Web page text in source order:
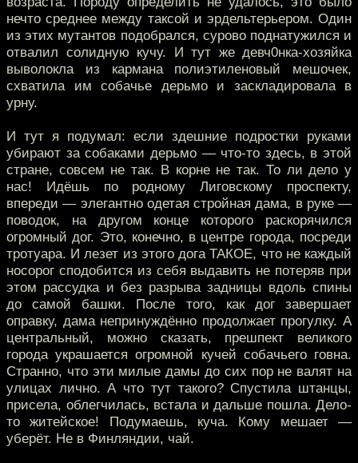
нечто среднее между таксой и эрдельтерьером. Один
из этих мутантов подобрался, сурово поднатужился и
отвалил солидную кучу. И тут же девч0нка-хозяйка
выволокла из кармана полиэтиленовый мешочек,
схватила им собачье дерьмо и заскладировала в
урну.
И тут я подумал: если здешние подростки руками
убирают за собаками дерьмо — что-то здесь, в этой
стране, совсем не так. В корне не так. То ли дело у
нас! Идёшь по родному Лиговскому проспекту,
впереди — элегантно одетая стройная дама, в руке —
поводок, на другом конце которого раскорячился
огромный дог. Это, конечно, в центре города, посреди
тротуара. И лезет из этого дога ТАКОЕ, что не каждый
носорог сподобится из себя выдавить не потеряв при
этом рассудка и без разрыва задницы вдоль спины
до самой башки. После того, как дог завершает
оправку, дама непринуждённо продолжает прогулку. А
центральный, можно сказать, прешпект великого
города украшается огромной кучей собачьего говна.
Странно, что эти милые дамы до сих пор не валят на
улицах лично. А что тут такого? Спустила штанцы,
присела, облегчилась, встала и дальше пошла. Дело-
то житейское! Подумаешь, куча. Кому мешает —
уберёт. Не в Финляндии, чай.